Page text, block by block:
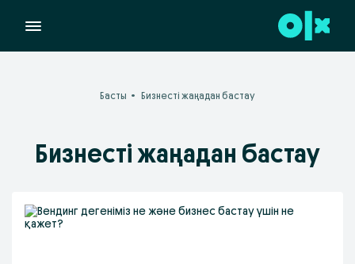
Басты Бизнесті жаңадан бастау
Бизнесті жаңадан бастау